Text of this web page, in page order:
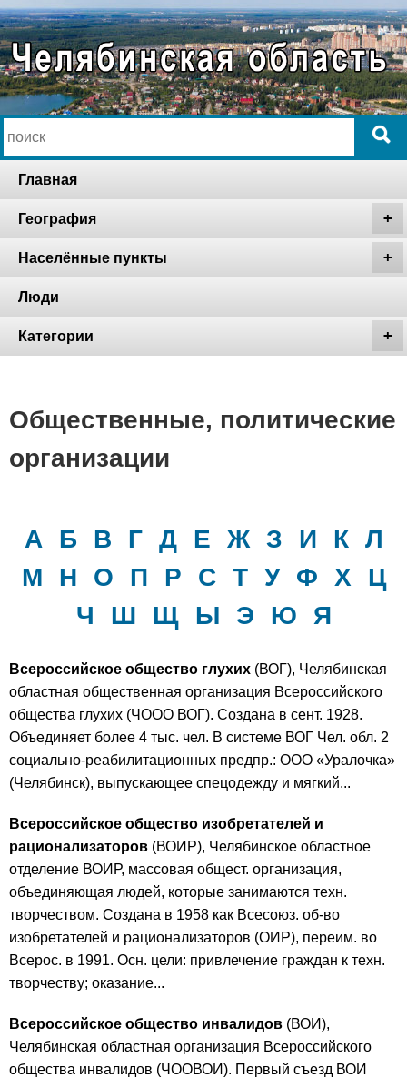
Главная
География
Населённые пункты
Люди
Категории
Общественные, политические
организации
А Б В Г Д Е Ж З И К Л
М
Н О П Р С Т У Ф Х
Ц
Ч
Ш Щ Ы Э Ю Я
Всероссийское общество глухих (ВОГ), Челябинская
областная общественная организация Всероссийского
общества глухих (ЧООО ВОГ). Создана в сент. 1928.
Объединяет более 4 тыс. чел. В системе ВОГ Чел. обл. 2
социально-реабилитационных предпр.: ООО «Уралочка»
(Челябинск), выпускающее спецодежду и мягкий...
Всероссийское общество изобретателей и
рационализаторов (ВОИР), Челябинское областное
отделение ВОИР, массовая общест. организация,
объединяющая людей, которые занимаются техн.
творчеством. Создана в 1958 как Всесоюз. об-во
изобретателей и рационализаторов (ОИР), переим. во
Всерос. в 1991. Осн. цели: привлечение граждан к техн.
творчеству; оказание...
Всероссийское общество инвалидов (ВОИ),
Челябинская областная организация Всероссийского
общества инвалидов (ЧООВОИ). Первый съезд ВОИ